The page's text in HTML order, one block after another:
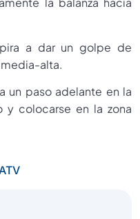
a dar un golpe de
media-alta.
un paso adelante en la
y colocarse en la zona